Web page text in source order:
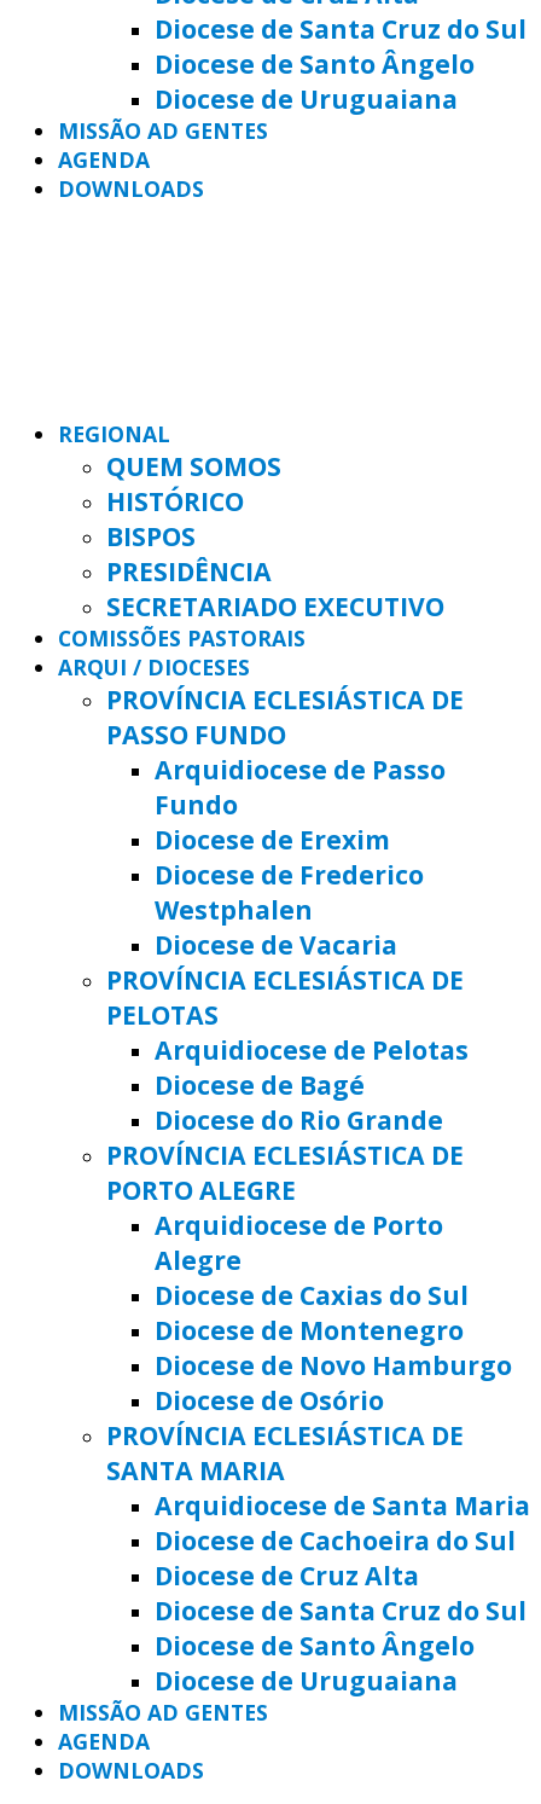
Diocese de Santa Cruz do Sul
Diocese de Santo Ângelo
Diocese de Uruguaiana
MISSÃO AD GENTES
AGENDA
DOWNLOADS
REGIONAL
QUEM SOMOS
HISTÓRICO
BISPOS
PRESIDÊNCIA
SECRETARIADO EXECUTIVO
COMISSÕES PASTORAIS
ARQUI / DIOCESES
PROVÍNCIA ECLESIÁSTICA DE
PASSO FUNDO
Arquidiocese de Passo
Fundo
Diocese de Erexim
Diocese de Frederico
Westphalen
Diocese de Vacaria
PROVÍNCIA ECLESIÁSTICA DE
PELOTAS
Arquidiocese de Pelotas
Diocese de Bagé
Diocese do Rio Grande
PROVÍNCIA ECLESIÁSTICA DE
PORTO ALEGRE
Arquidiocese de Porto
Alegre
Diocese de Caxias do Sul
Diocese de Montenegro
Diocese de Novo Hamburgo
Diocese de Osório
PROVÍNCIA ECLESIÁSTICA DE
SANTA MARIA
Arquidiocese de Santa Maria
Diocese de Cachoeira do Sul
Diocese de Cruz Alta
Diocese de Santa Cruz do Sul
Diocese de Santo Ângelo
Diocese de Uruguaiana
MISSÃO AD GENTES
AGENDA
DOWNLOADS